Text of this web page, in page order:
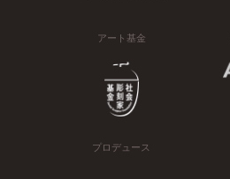
アート基金
プロデュース